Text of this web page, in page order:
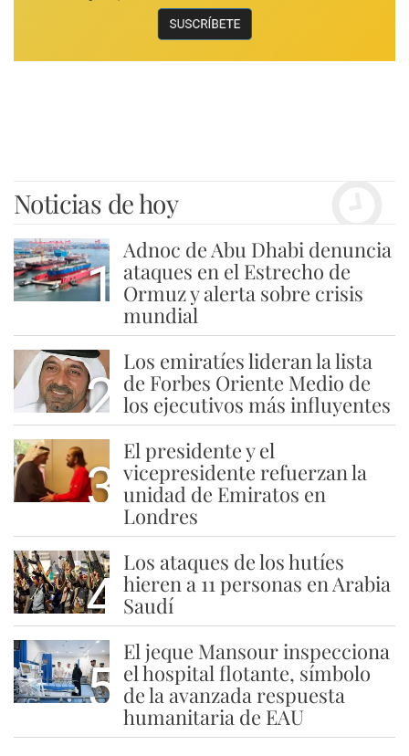
Noticias de hoy
1
Adnoc de Abu Dhabi denuncia
ataques en el Estrecho de
Ormuz y alerta sobre crisis
mundial
2
Los emiratíes lideran la lista
de Forbes Oriente Medio de
los ejecutivos más influyentes
3
El presidente y el
vicepresidente refuerzan la
unidad de Emiratos en
Londres
4
Los ataques de los hutíes
hieren a 11 personas en Arabia
Saudí
5
El jeque Mansour inspecciona
el hospital flotante, símbolo
de la avanzada respuesta
humanitaria de EAU